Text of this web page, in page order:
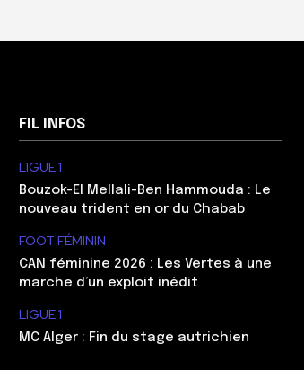
FIL INFOS
LIGUE 1
Bouzok-El Mellali-Ben Hammouda : Le
nouveau trident en or du Chabab
FOOT FÉMININ
CAN féminine 2026 : Les Vertes à une
marche d’un exploit inédit
LIGUE 1
MC Alger : Fin du stage autrichien